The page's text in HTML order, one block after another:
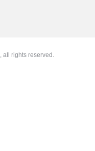
, all rights reserved.